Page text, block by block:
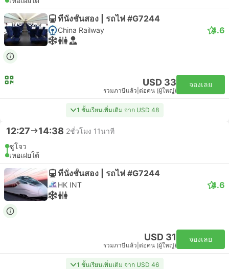
ที่นั่งชั้นสอง | รถไฟ #G7244
China Railway 4.6
USD 33
รวมภาษีแล้ว ต่อคน (ผู้ใหญ่)
จองเลย
1 ชั้นเรียนเพิ่มเติม จาก USD 48
12:27 14:38 2ชั่วโมง 11นาที
ซูโจว
เหอเฝยใต้
ที่นั่งชั้นสอง | รถไฟ #G7244
HK INT 4.6
USD 31
รวมภาษีแล้ว ต่อคน (ผู้ใหญ่)
จองเลย
1 ชั้นเรียนเพิ่มเติม จาก USD 46